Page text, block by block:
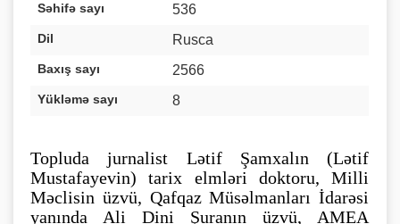
Səhifə sayı 536
Dil Rusca
Baxış sayı 2566
Yükləmə sayı 8
Topluda jurnalist Lətif Şamxalın (Lətif
Mustafayevin) tarix elmləri doktoru, Milli
Məclisin üzvü, Qafqaz Müsəlmanları İdarəsi
yanında Ali Dini Şuranın üzvü, AMEA